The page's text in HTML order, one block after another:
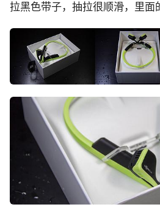
拉黑色带子，抽拉很顺滑，里